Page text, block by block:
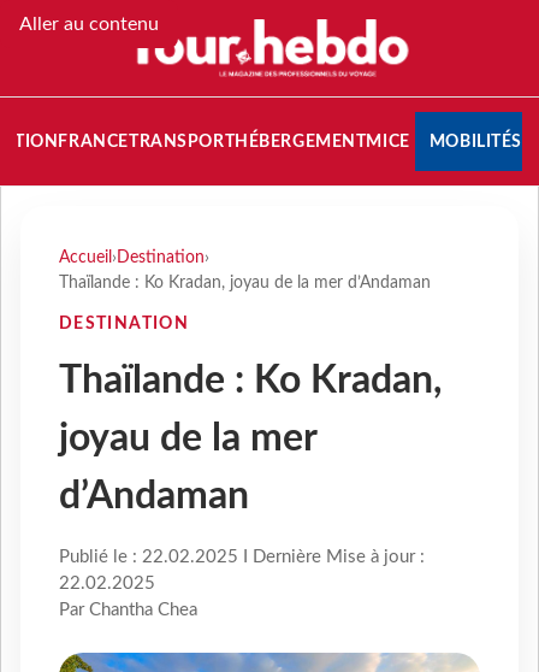
Aller au contenu
FRANCETRANSPORT HÉBERGEMENTMICE MOBILITÉS
Accueil › Destination›
Thaïlande : Ko Kradan, joyau de la mer d’Andaman
DESTINATION
Thaïlande : Ko Kradan,
joyau de la mer
d’Andaman
Publié le : 22.02.2025 I Dernière Mise à jour :
22.02.2025
Par Chantha Chea